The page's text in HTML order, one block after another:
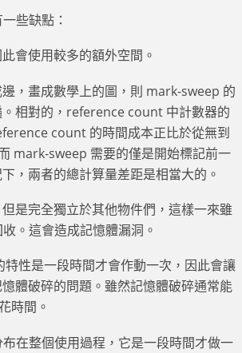
些缺點：
會使用較多的額外空間。
，畫成數學上的圖，則 mark-sweep 的
相對的，reference count 中計數器的
count 的時間成本正比於從無到
mark-sweep 需要的僅是開始標記前一
，兩者的總計算量差距是相當大的。
是完全獨立於其他物件們，這樣一來雖
。這會造成記憶體漏洞。
性是一段時間才會作動一次，因此會讓
體破碎的問題。雖然記憶體破碎通常能
時間。
在整個使用過程，它是一段時間才做一